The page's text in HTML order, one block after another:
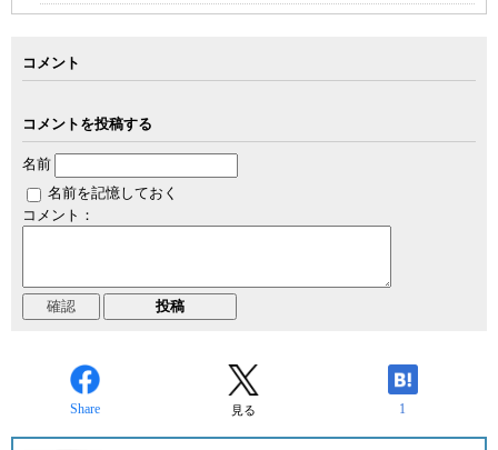
コメント
コメントを投稿する
名前
名前を記憶しておく
コメント：
Share 見る 1